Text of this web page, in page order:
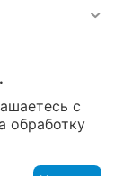
с
обработку